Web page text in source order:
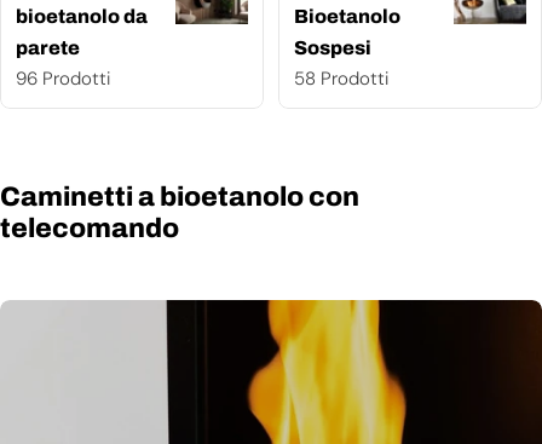
bioetanolo da
parete
96 Prodotti
Bioetanolo
Sospesi
58 Prodotti
Caminetti a bioetanolo con
telecomando